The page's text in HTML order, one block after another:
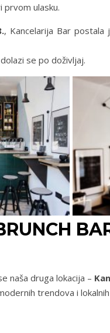
prvom ulasku.
, Kancelarija Bar
se po doživljaj.
naša druga lokacija –
trendova i